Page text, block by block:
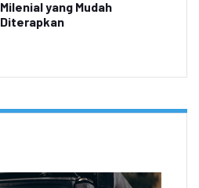
Milenial yang Mudah
Diterapkan